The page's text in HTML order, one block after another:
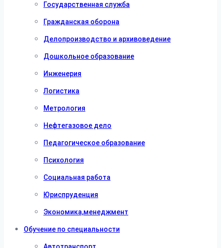
Государственная служба
Гражданская оборона
Делопроизводство и архивоведение
Дошкольное образование
Инженерия
Логистика
Метрология
Нефтегазовое дело
Педагогическое образование
Психология
Социальная работа
Юриспруденция
Экономика,менеджмент
Обучение по специальности